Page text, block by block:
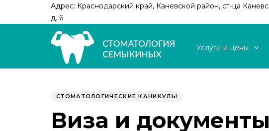
Адрес: Краснодарский край, Каневской район, ст-ца
д. 6
Услуги и цены
СТОМАТОЛОГИЧЕСКИЕ КАНИКУЛЫ
Виза и